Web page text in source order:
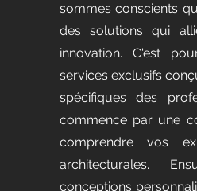
sommes conscients
des solutions qui
innovation. C'est
services exclusifs
spécifiques des
commence par une
comprendre vos
architecturales.
conceptions